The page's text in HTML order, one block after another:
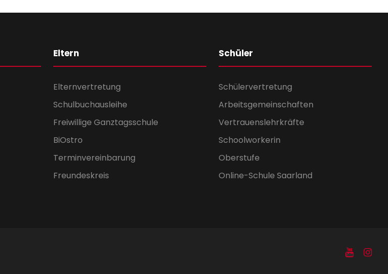
Eltern
Elternvertretung
Schulbuchausleihe
Freiwillige Ganztagsschule
BiOstro
Terminvereinbarung
Freundeskreis
Schüler
Schülervertretung
Arbeitsgemeinschaften
Vertrauenslehrkräfte
Schoolworkerin
Oberstufe
Online-Schule Saarland